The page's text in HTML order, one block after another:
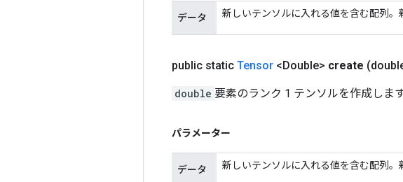
データ 新しいテンソルに入れる値を含む配列。
public static Tensor <Double> create
double 要素のランク 1 テンソルを作成します
パラメーター
データ 新しいテンソルに入れる値を含む配列。